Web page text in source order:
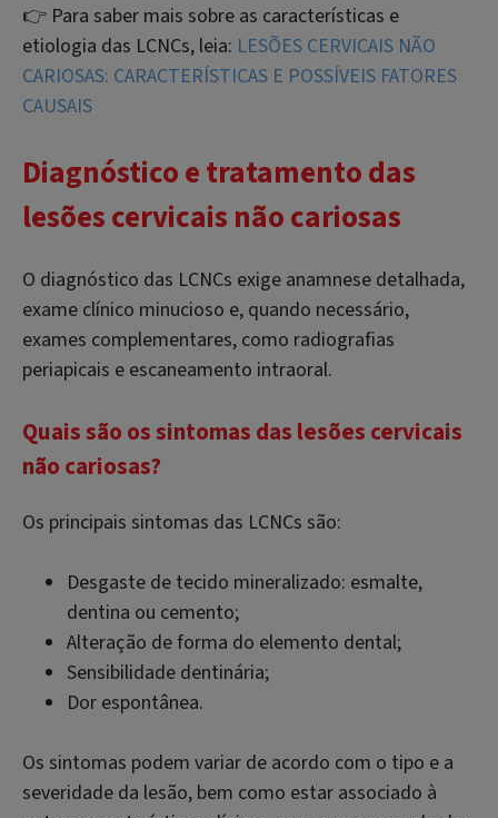
👉 Para saber mais sobre as características e
etiologia das LCNCs, leia: LESÕES CERVICAIS NÃO
CARIOSAS: CARACTERÍSTICAS E POSSÍVEIS FATORES
CAUSAIS
Diagnóstico e tratamento das
lesões cervicais não cariosas
O diagnóstico das LCNCs exige anamnese detalhada,
exame clínico minucioso e, quando necessário,
exames complementares, como radiografias
periapicais e escaneamento intraoral.
Quais são os sintomas das lesões cervicais
não cariosas?
Os principais sintomas das LCNCs são:
Desgaste de tecido mineralizado: esmalte,
dentina ou cemento;
Alteração de forma do elemento dental;
Sensibilidade dentinária;
Dor espontânea.
Os sintomas podem variar de acordo com o tipo e a
severidade da lesão, bem como estar associado à